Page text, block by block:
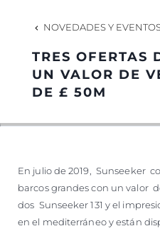
NOVEDADES Y
TRES OFERTAS
UN VALOR DE
DE £ 50M
En julio de 2019, Sunseeker
barcos grandes con un valor
dos Sunseeker 131 y el
en el mediterráneo y están